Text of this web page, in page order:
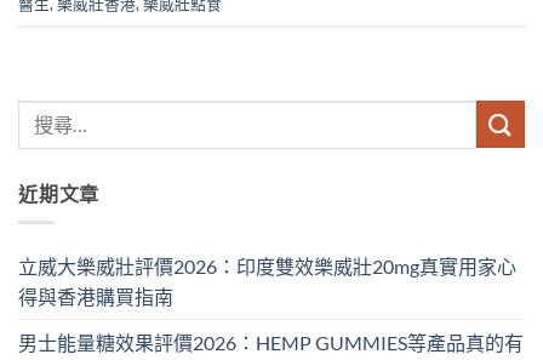
近期文章
立威大樂威壯評價2026：印度雙效樂威壯20mg真實用家心
得與香港購買指南
男士能量糖效果評價2026：HEMP GUMMIES等產品真的有